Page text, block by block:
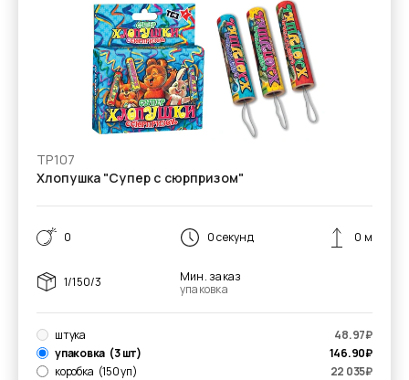
ТР107
Хлопушка "Супер с сюрпризом"
0 0 секунд 0 м
1/150/3
Мин. заказ
упаковка
штука 48.97₽
упаковка (3 шт) 146.90₽
коробка (150 уп) 22 035₽